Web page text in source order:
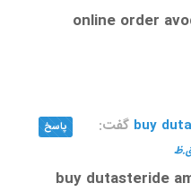
online order
buy گفت:
buy dutasteride
پاسخ